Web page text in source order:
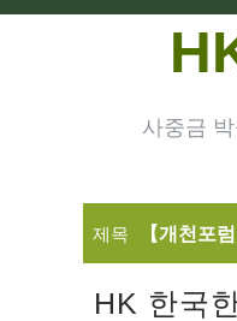
사중금
제목 【개천포
HK 한국